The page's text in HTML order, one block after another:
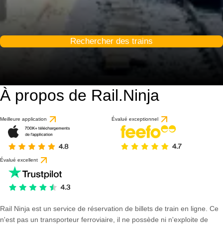
Rechercher des trains
À propos de Rail.Ninja
Meilleure application Évalué exceptionnel
Évalué excellent
Rail Ninja est un service de réservation de billets de train en ligne. Ce
n'est pas un transporteur ferroviaire, il ne possède ni n'exploite de